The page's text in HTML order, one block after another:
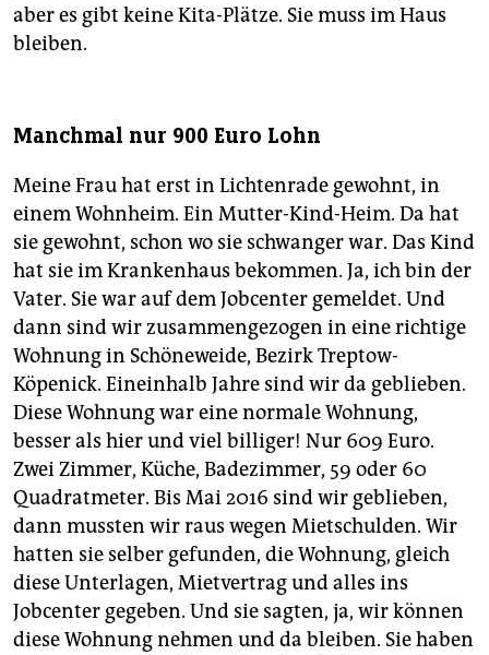
aber es gibt keine Kita-Plätze. Sie muss im Haus
bleiben.
Manchmal nur 900 Euro Lohn
Meine Frau hat erst in Lichtenrade gewohnt, in
einem Wohnheim. Ein Mutter-Kind-Heim. Da hat
sie gewohnt, schon wo sie schwanger war. Das Kind
hat sie im Krankenhaus bekommen. Ja, ich bin der
Vater. Sie war auf dem Jobcenter gemeldet. Und
dann sind wir zusammengezogen in eine richtige
Wohnung in Schöneweide, Bezirk Treptow-
Köpenick. Eineinhalb Jahre sind wir da geblieben.
Diese Wohnung war eine normale Wohnung,
besser als hier und viel billiger! Nur 609 Euro.
Zwei Zimmer, Küche, Badezimmer, 59 oder 60
Quadratmeter. Bis Mai 2016 sind wir geblieben,
dann mussten wir raus wegen Mietschulden. Wir
hatten sie selber gefunden, die Wohnung, gleich
diese Unterlagen, Mietvertrag und alles ins
Jobcenter gegeben. Und sie sagten, ja, wir können
diese Wohnung nehmen und da bleiben. Sie haben